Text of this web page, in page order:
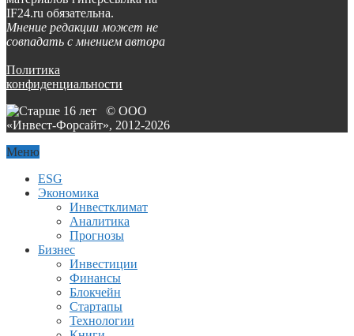
IF24.ru обязательна.
Мнение редакции может не
совпадать с мнением автора
Политика
конфиденциальности
© ООО
«Инвест-Форсайт», 2012-2026
Меню
ESG
Экономика
Инвестклимат
Аналитика
Прогнозы
Бизнес
Инвестиции
Финансы
Блокчейн
Стартапы
Технологии